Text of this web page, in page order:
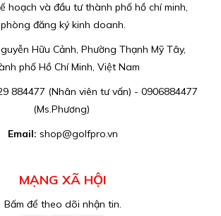
hoạch và đầu tư thành phố hồ chí minh,
phòng đăng ký kinh doanh.
Hữu Cảnh, Phường Thạnh Mỹ Tây,
phố Hồ Chí Minh, Việt Nam
884477 (Nhân viên tư vấn) - 0906884477
(Ms.Phương)
Email: shop@golfpro.vn
MẠNG XÃ HỘI
Bấm để theo dõi nhận tin.